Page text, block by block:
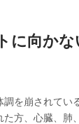
に向かな
を崩されてい
方、心臓、肺